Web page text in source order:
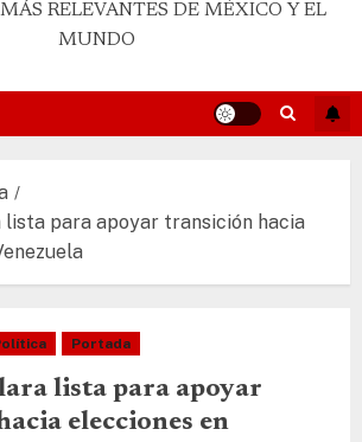
RELEVANTES DE MÉXICO Y EL
MUNDO
lista para apoyar transición hacia
Portada
lista para apoyar
elecciones en